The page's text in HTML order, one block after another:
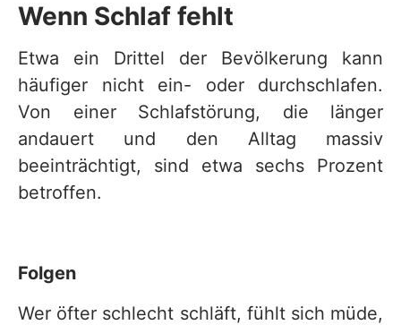
Wenn Schlaf fehlt
Etwa ein Drittel der Bevölkerung kann
häufiger nicht ein- oder durchschlafen.
Von einer Schlafstörung, die länger
andauert und den Alltag massiv
beeinträchtigt, sind etwa sechs Prozent
betroffen.
Folgen
Wer öfter schlecht schläft, fühlt sich müde,